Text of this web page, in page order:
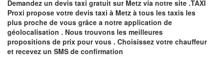
Demandez un devis taxi gratuit sur Metz via notre site .TAXI
Proxi propose votre devis taxi à Metz à tous les taxis les
plus proche de vous grâce a notre application de
géolocalisation . Nous trouvons les meilleures
propositions de prix pour vous . Choisissez votre chauffeur
et recevez un SMS de confirmation